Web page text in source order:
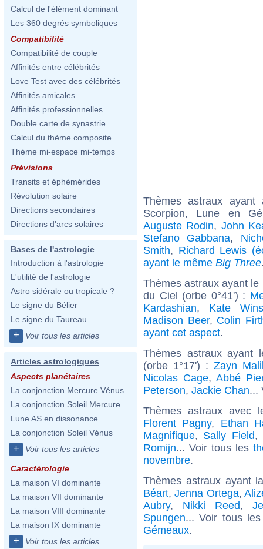
Calcul de l'élément dominant
Les 360 degrés symboliques
Compatibilité
Compatibilité de couple
Affinités entre célébrités
Love Test avec des célébrités
Affinités amicales
Affinités professionnelles
Double carte de synastrie
Calcul du thème composite
Thème mi-espace mi-temps
Prévisions
Transits et éphémérides
Révolution solaire
Directions secondaires
Directions d'arcs solaires
Bases de l'astrologie
Introduction à l'astrologie
L'utilité de l'astrologie
Astro sidérale ou tropicale ?
Le signe du Bélier
Le signe du Taureau
+ Voir tous les articles
Articles astrologiques
Aspects planétaires
La conjonction Mercure Vénus
La conjonction Soleil Mercure
Lune AS en dissonance
La conjonction Soleil Vénus
+ Voir tous les articles
Caractérologie
La maison VI dominante
La maison VII dominante
La maison VIII dominante
La maison IX dominante
+ Voir tous les articles
Thèmes astraux
Scorpion, Lune en
Auguste Rodin, John
Stefano Gabbana,
Smith, Richard Lewis
ayant le même Big Three
Thèmes astraux ayant
du Ciel (orbe 0°41') :
Kardashian, Kate
Madison Beer, Colin
ayant cet aspect.
Thèmes astraux ayant
(orbe 1°17') : Zayn
Nicolas Cage, Abbé
Peterson, Jackie Chan...
Thèmes astraux avec
Florent Pagny, Ethan
Magnifique, Sally Field,
Romijn... Voir tous les
novembre.
Thèmes astraux ayant
Béart,Jenna Ortega,
Aubry, Nikki Reed,
Spungen... Voir tous
Gémeaux.